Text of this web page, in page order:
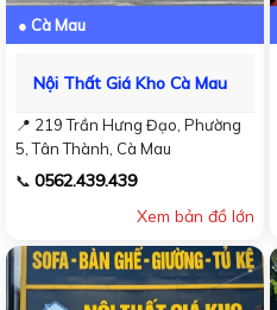
● Cà Mau
Nội Thất Giá Kho Cà Mau
📍 219 Trần Hưng Đạo, Phường
5, Tân Thành, Cà Mau
📞 0562.439.439
Xem bản đồ lớn